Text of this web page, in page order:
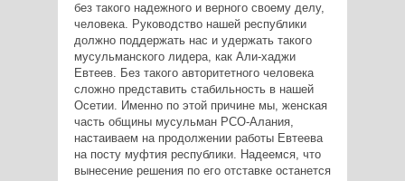
без такого надежного и верного своему делу,
человека. Руководство нашей республики
должно поддержать нас и удержать такого
мусульманского лидера, как Али-хаджи
Евтеев. Без такого авторитетного человека
сложно представить стабильность в нашей
Осетии. Именно по этой причине мы, женская
часть общины мусульман РСО-Алания,
настаиваем на продолжении работы Евтеева
на посту муфтия республики. Надеемся, что
вынесение решения по его отставке останется